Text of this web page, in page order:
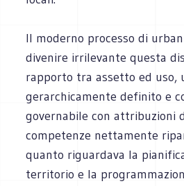
Il moderno processo di
divenire irrilevante questa
rapporto tra assetto ed uso,
gerarchicamente definito e
governabile con attribuzioni
competenze nettamente
quanto riguardava la
territorio e la